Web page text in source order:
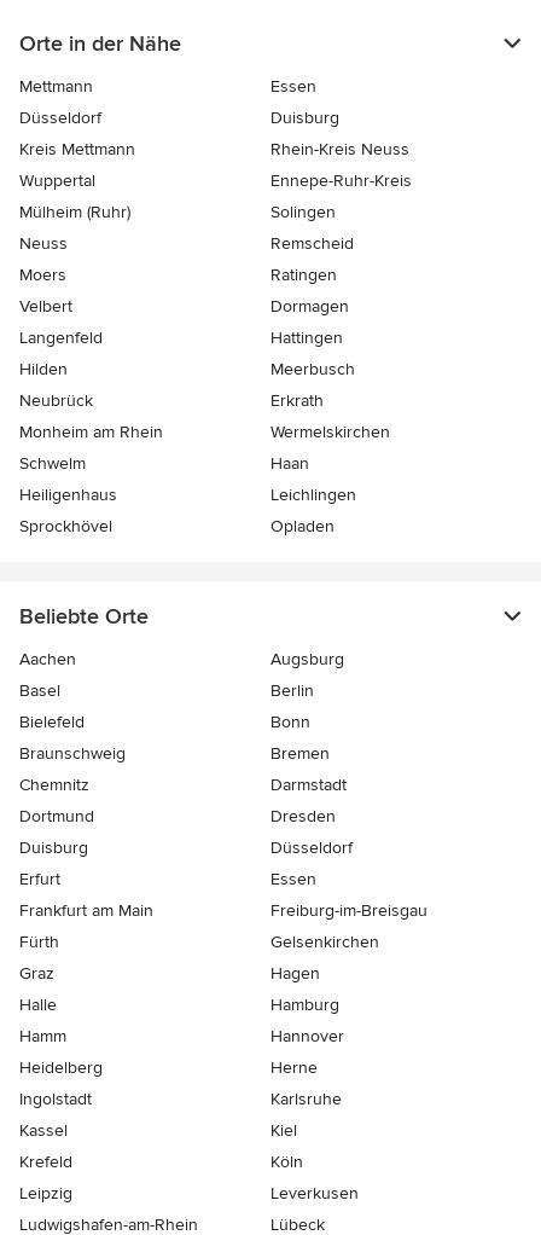
Orte in der Nähe
Mettmann
Essen
Düsseldorf
Duisburg
Kreis Mettmann
Rhein-Kreis Neuss
Wuppertal
Ennepe-Ruhr-Kreis
Mülheim (Ruhr)
Solingen
Neuss
Remscheid
Moers
Ratingen
Velbert
Dormagen
Langenfeld
Hattingen
Hilden
Meerbusch
Neubrück
Erkrath
Monheim am Rhein
Wermelskirchen
Schwelm
Haan
Heiligenhaus
Leichlingen
Sprockhövel
Opladen
Beliebte Orte
Aachen
Augsburg
Basel
Berlin
Bielefeld
Bonn
Braunschweig
Bremen
Chemnitz
Darmstadt
Dortmund
Dresden
Duisburg
Düsseldorf
Erfurt
Essen
Frankfurt am Main
Freiburg-im-Breisgau
Fürth
Gelsenkirchen
Graz
Hagen
Halle
Hamburg
Hamm
Hannover
Heidelberg
Herne
Ingolstadt
Karlsruhe
Kassel
Kiel
Krefeld
Köln
Leipzig
Leverkusen
Ludwigshafen-am-Rhein
Lübeck